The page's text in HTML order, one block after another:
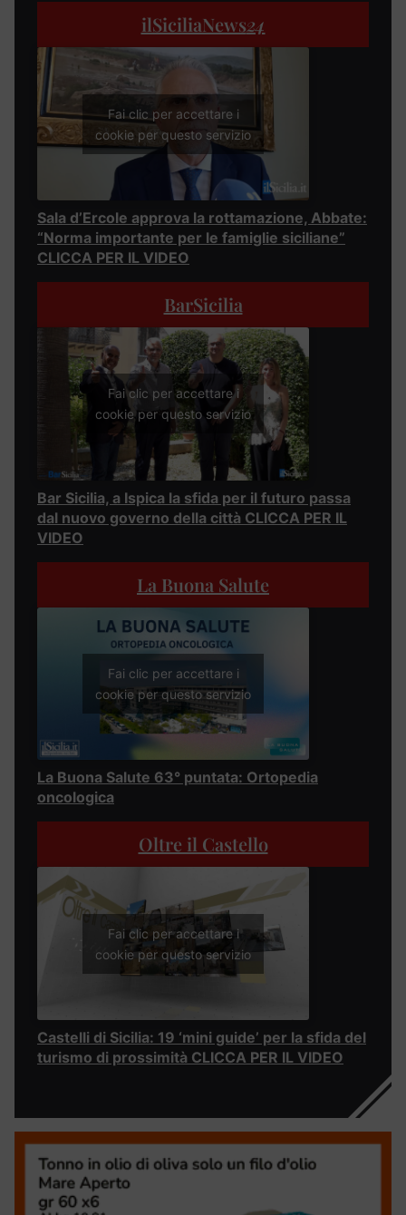
ilSiciliaNews24
Fai clic per accettare i
cookie per questo servizio
Sala d’Ercole approva la rottamazione, Abbate:
“Norma importante per le famiglie siciliane”
CLICCA PER IL VIDEO
BarSicilia
Fai clic per accettare i
cookie per questo servizio
Bar Sicilia, a Ispica la sfida per il futuro passa
dal nuovo governo della città CLICCA PER IL
VIDEO
La Buona Salute
Fai clic per accettare i
cookie per questo servizio
La Buona Salute 63° puntata: Ortopedia
oncologica
Oltre il Castello
Fai clic per accettare i
cookie per questo servizio
Castelli di Sicilia: 19 ‘mini guide’ per la sfida del
turismo di prossimità CLICCA PER IL VIDEO